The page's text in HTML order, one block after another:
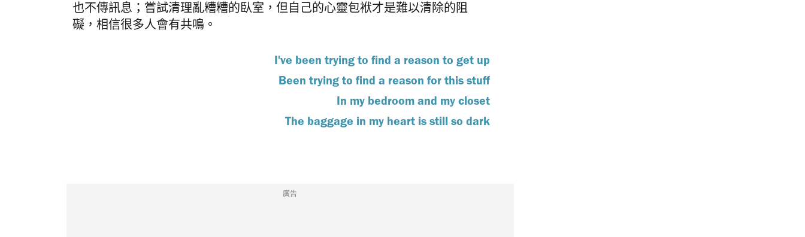
也不傳訊息；嘗試清理亂糟糟的臥室，但自己的心靈包袱才是難以清除的阻
礙，相信很多人會有共鳴。
I've been trying to find a reason to get up
Been trying to find a reason for this stuff
In my bedroom and my closet
The baggage in my heart is still so dark
廣告